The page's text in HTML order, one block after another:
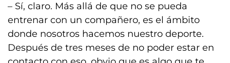
– Sí, claro. Más allá de que no se pueda
entrenar con un compañero, es el ámbito
donde nosotros hacemos nuestro deporte.
Después de tres meses de no poder estar en